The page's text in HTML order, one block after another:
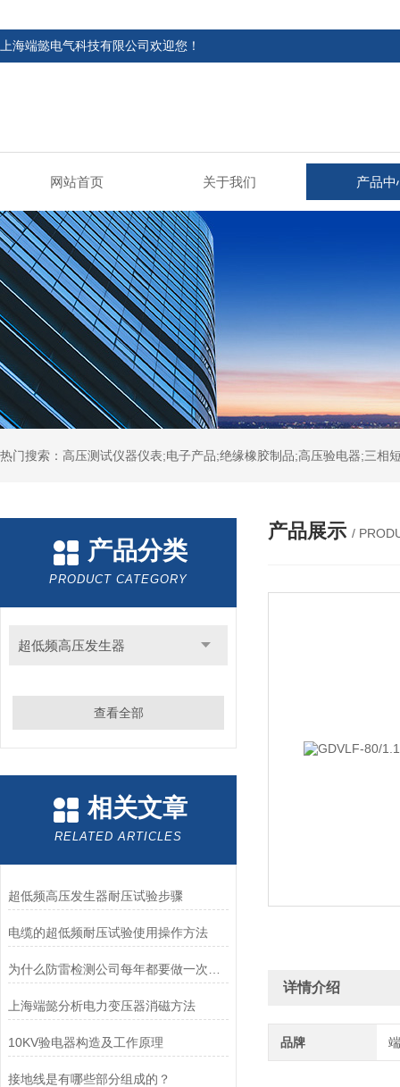
上海端懿电气科技有限公司欢迎您！
网站首页 关于我们 产品中
热门搜索：高压测试仪器仪表;电子产品;绝缘橡胶制品;高压验电器;三
产品分类
PRODUCT CATEGORY
超低频高压发生器
查看全部
相关文章
RELATED ARTICLES
超低频高压发生器耐压试验步骤
电缆的超低频耐压试验使用操作方法
上海端懿分析电力变压器消磁方法
10KV验电器构造及工作原理
接地线是有哪些部分组成的？
产品展示 /
详情介绍
品牌